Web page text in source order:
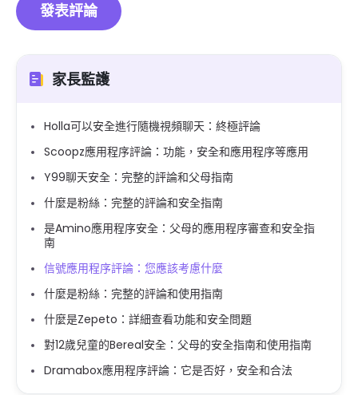
家長監護
Holla可以安全進行隨機視頻聊天：終極評論
Scoopz應用程序評論：功能，安全和應用程序等應用
Y99聊天安全：完整的評論和父母指南
什麼是粉絲：完整的評論和安全指南
是Amino應用程序安全：父母的應用程序審查和安全指
南
信號應用程序評論：您應該考慮什麼
什麼是粉絲：完整的評論和使用指南
什麼是Zepeto：詳細查看功能和安全問題
對12歲兒童的Bereal安全：父母的安全指南和使用指南
Dramabox應用程序評論：它是否好，安全和合法